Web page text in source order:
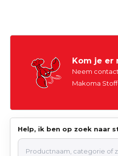
Kom je er
Neem
Makoma
Help, ik ben op zoek naar